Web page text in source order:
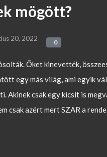
mögött?
20, 2022
0
Őket kinevették,
egy más világ, ami egyik
Akinek csak egy kicsit is
csak azért mert SZAR a